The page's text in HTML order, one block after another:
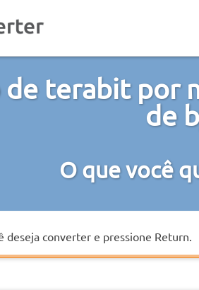
de terabit por
de
O que você
deseja converter e pressione Return.